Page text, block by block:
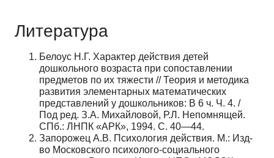
Литература
Белоус Н.Г. Характер действия детей
дошкольного возраста при сопоставлении
предметов по их тяжести // Теория и методика
развития элементарных математических
представлений у дошкольников: В 6 ч. Ч. 4. /
Под ред. З.А. Михайловой, Р.Л. Непомнящей.
СПб.: ЛНПК «АРК», 1994. С. 40—44.
Запорожец А.В. Психология действия. М.: Изд-
во Московского психолого-социального